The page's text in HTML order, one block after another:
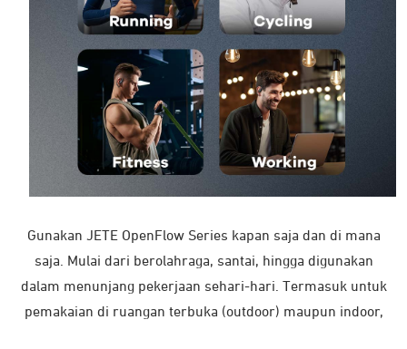
Gunakan JETE OpenFlow Series kapan saja dan di mana
saja. Mulai dari berolahraga, santai, hingga digunakan
dalam menunjang pekerjaan sehari-hari. Termasuk untuk
pemakaian di ruangan terbuka (outdoor) maupun indoor,